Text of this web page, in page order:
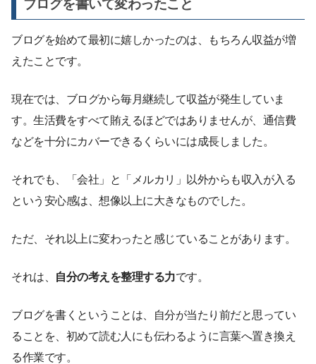
ブログを書いて変わったこと
ブログを始めて最初に嬉しかったのは、もちろん収益が増
えたことです。
現在では、ブログから毎月継続して収益が発生していま
す。生活費をすべて賄えるほどではありませんが、通信費
などを十分にカバーできるくらいには成長しました。
それでも、「会社」と「メルカリ」以外からも収入が入る
という安心感は、想像以上に大きなものでした。
ただ、それ以上に変わったと感じていることがあります。
それは、 自分の考えを整理する力です。
ブログを書くということは、自分が当たり前だと思ってい
ることを、初めて読む人にも伝わるように言葉へ置き換え
る作業です。